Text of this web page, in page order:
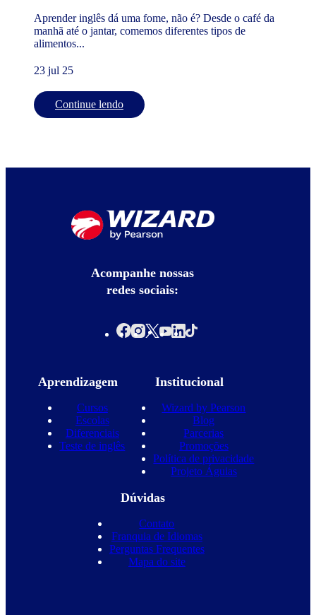
Aprender inglês dá uma fome, não é? Desde o café da
manhã até o jantar, comemos diferentes tipos de
alimentos...
23 jul 25
Continue lendo
Acompanhe nossas
redes sociais:
Aprendizagem
Cursos
Escolas
Diferenciais
Teste de inglês
Institucional
Wizard by Pearson
Blog
Parcerias
Promoções
Política de privacidade
Projeto Águias
Dúvidas
Contato
Franquia de Idiomas
Perguntas Frequentes
Mapa do site